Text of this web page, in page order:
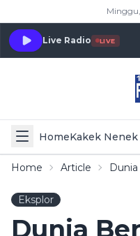
Live Radio LIVE
HomeKakek
Home Article
Eksplor
Dunia